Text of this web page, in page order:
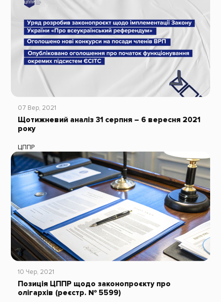
07 Вер, 2021
Щотижневий аналіз 31 серпня – 6 вересня 2021
року
ЦППР
10 Чер, 2021
Позиція ЦППР щодо законопроєкту про
олігархів (реєстр. № 5599)